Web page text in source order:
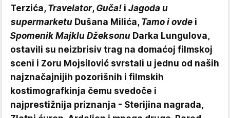
Terzića, Travelator, Guča! i Jagoda u
supermarketu Dušana Milića, Tamo i ovde i
Spomenik Majklu Džeksonu Darka Lungulova,
ostavili su neizbrisiv trag na domaćoj filmskoj
sceni i Zoru Mojsilović svrstali u jednu od naših
najznačajnijih pozorišnih i filmskih
kostimografkinja čemu svedoče i
najprestižnija priznanja - Sterijina nagrada,